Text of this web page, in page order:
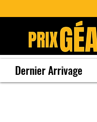
Dernier Arrivage